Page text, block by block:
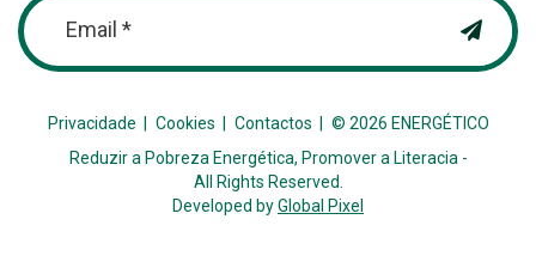
Email *
Privacidade Cookies Contactos
© 2026 ENERGÉTICO
Reduzir a Pobreza Energética, Promover a Literacia -
All Rights Reserved.
Developed byGlobal Pixel